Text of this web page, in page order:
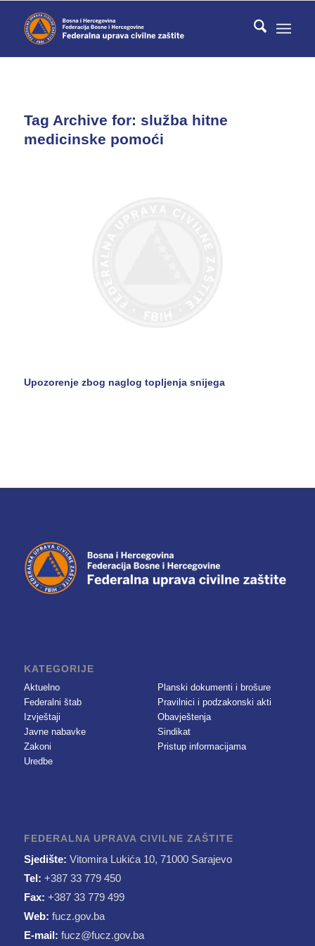
Tag Archive for: služba hitne
medicinske pomoći
Upozorenje zbog naglog topljenja snijega
KATEGORIJE
Aktuelno
Federalni štab
Izvještaji
Javne nabavke
Zakoni
Uredbe
Planski dokumenti i brošure
Pravilnici i podzakonski akti
Obavještenja
Sindikat
Pristup informacijama
FEDERALNA UPRAVA CIVILNE ZAŠTITE
Sjedište: Vitomira Lukića 10, 71000 Sarajevo
Tel: +387 33 779 450
Fax: +387 33 779 499
Web: fucz.gov.ba
E-mail: fucz@fucz.gov.ba